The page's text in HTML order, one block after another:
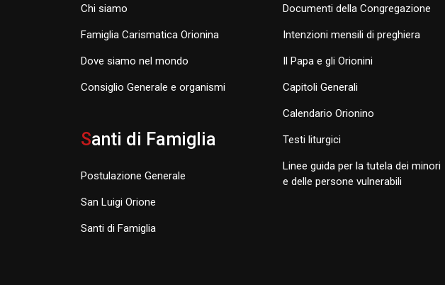
Chi siamo
Famiglia Carismatica Orionina
Dove siamo nel mondo
Consiglio Generale e organismi
Santi di Famiglia
Postulazione Generale
San Luigi Orione
Santi di Famiglia
Documenti della Congregazione
Intenzioni mensili di preghiera
Il Papa e gli Orionini
Capitoli Generali
Calendario Orionino
Testi liturgici
Linee guida per la tutela dei minori
e delle persone vulnerabili